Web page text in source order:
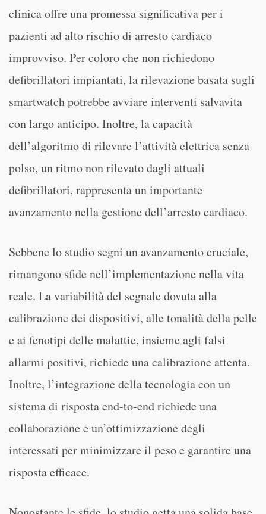
clinica offre una promessa significativa per i
pazienti ad alto rischio di arresto cardiaco
improvviso. Per coloro che non richiedono
defibrillatori impiantati, la rilevazione basata sugli
smartwatch potrebbe avviare interventi salvavita
con largo anticipo. Inoltre, la capacità
dell’algoritmo di rilevare l’attività elettrica senza
polso, un ritmo non rilevato dagli attuali
defibrillatori, rappresenta un importante
avanzamento nella gestione dell’arresto cardiaco.
Sebbene lo studio segni un avanzamento cruciale,
rimangono sfide nell’implementazione nella vita
reale. La variabilità del segnale dovuta alla
calibrazione dei dispositivi, alle tonalità della pelle
e ai fenotipi delle malattie, insieme agli falsi
allarmi positivi, richiede una calibrazione attenta.
Inoltre, l’integrazione della tecnologia con un
sistema di risposta end-to-end richiede una
collaborazione e un’ottimizzazione degli
interessati per minimizzare il peso e garantire una
risposta efficace.